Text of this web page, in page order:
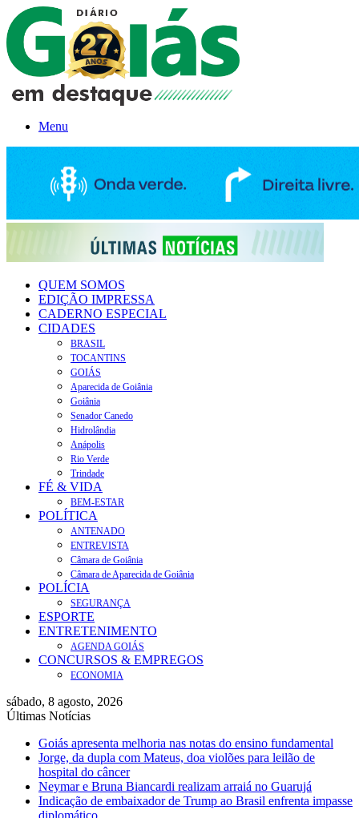
Menu
QUEM SOMOS
EDIÇÃO IMPRESSA
CADERNO ESPECIAL
CIDADES
BRASIL
TOCANTINS
GOIÁS
Aparecida de Goiânia
Goiânia
Senador Canedo
Hidrolândia
Anápolis
Rio Verde
Trindade
FÉ & VIDA
BEM-ESTAR
POLÍTICA
ANTENADO
ENTREVISTA
Câmara de Goiânia
Câmara de Aparecida de Goiânia
POLÍCIA
SEGURANÇA
ESPORTE
ENTRETENIMENTO
AGENDA GOIÁS
CONCURSOS & EMPREGOS
ECONOMIA
sábado, 8 agosto, 2026
Últimas Notícias
Goiás apresenta melhoria nas notas do ensino fundamental
Jorge, da dupla com Mateus, doa violões para leilão de
hospital do câncer
Neymar e Bruna Biancardi realizam arraiá no Guarujá
Indicação de embaixador de Trump ao Brasil enfrenta impasse
diplomático